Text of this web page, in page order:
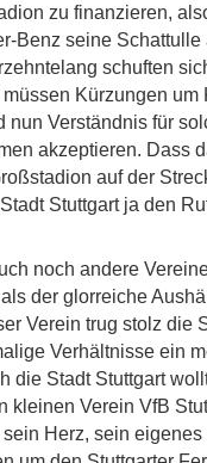
zu finanzieren,
Benz seine Schattulle
schuften
Kürzungen um
nun Verständnis für
akzeptieren. Dass
auf der
Stuttgart ja den
noch andere
der glorreiche
Verein trug stolz die
Verhältnisse ein
die Stadt Stuttgart
kleinen Verein VfB
Herz, sein